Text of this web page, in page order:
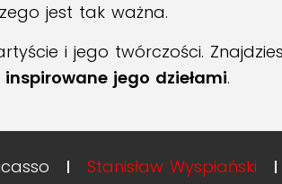
jest tak ważna.
i jego twórczości.
jego dziełami.
Stanisław Wyspiański